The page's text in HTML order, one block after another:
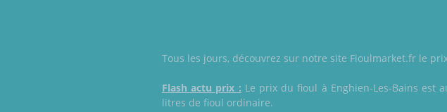
Tous les jours, découvrez sur notre site Fioulmarket.fr le
Flash actu prix : Le prix du fioul à Enghien-Les-Bains est
litres de fioul ordinaire.